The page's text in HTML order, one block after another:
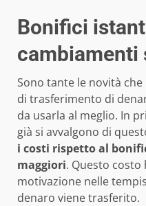
Bonifici
cambiamenti
Sono tante le novità
di trasferimento di
da usarla al meglio. In
già si avvalgono di
i costi rispetto al
maggiori. Questo
motivazione nelle
denaro viene trasferito.